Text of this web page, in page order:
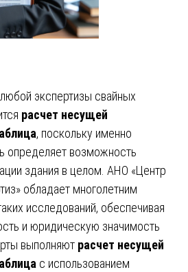
экспертизы свайных
расчет несущей
, поскольку именно
определяет возможность
здания в целом. АНО «Центр
обладает многолетним
исследований, обеспечивая
и юридическую значимость
выполняют расчет несущей
с использованием